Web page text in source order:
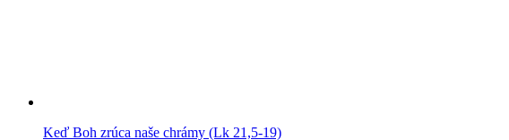
Keď Boh zrúca naše chrámy (Lk 21,5-19)